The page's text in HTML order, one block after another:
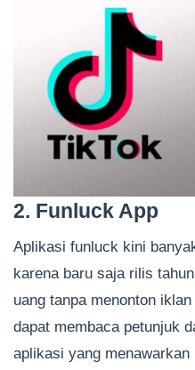
2. Funluck App
Aplikasi funluck kini
karena baru saja rilis
uang tanpa menonton
dapat membaca petunjuk
aplikasi yang